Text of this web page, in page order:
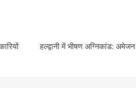
हल्द्वानी में भीषण अग्निकांड: